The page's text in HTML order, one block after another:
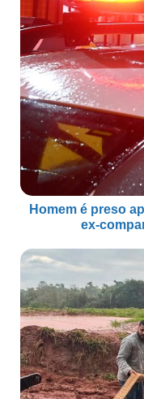
Homem é preso
ex-